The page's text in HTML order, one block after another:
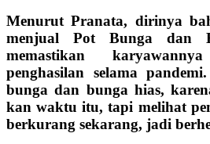
Menurut Pranata, dirinya
menjual Pot Bunga dan
memastikan
penghasilan selama
bunga dan bunga hias,
kan waktu itu, tapi melihat
berkurang sekarang, jadi